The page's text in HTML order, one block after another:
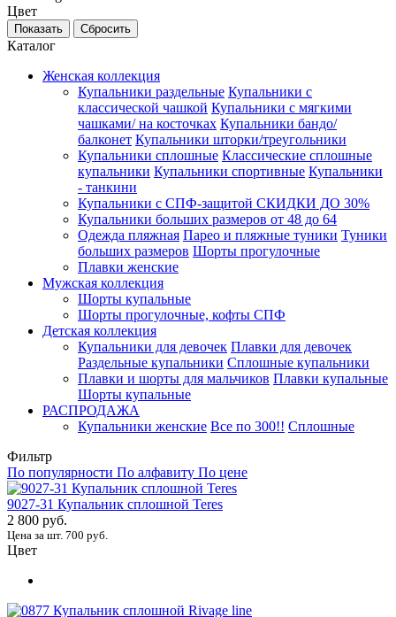
Цвет
Каталог
Женская коллекция
Купальники раздельные Купальники с
классической чашкой Купальники с мягкими
чашками/ на косточках Купальники бандо/
балконет Купальники шторки/треугольники
Купальники сплошные Классические сплошные
купальники Купальники спортивные Купальники
- танкини
Купальники с СПФ-защитой СКИДКИ ДО 30%
Купальники больших размеров от 48 до 64
Одежда пляжная Парео и пляжные туники Туники
больших размеров Шорты прогулочные
Плавки женские
Мужская коллекция
Шорты купальные
Шорты прогулочные, кофты СПФ
Детская коллекция
Купальники для девочек Плавки для девочек
Раздельные купальники Сплошные купальники
Плавки и шорты для мальчиков Плавки купальные
Шорты купальные
РАСПРОДАЖА
Купальники женские Все по 300!! Сплошные
Фильтр
По популярности По алфавиту По цене
9027-31 Купальник сплошной Teres
2 800 руб.
Цена за шт. 700 руб.
Цвет